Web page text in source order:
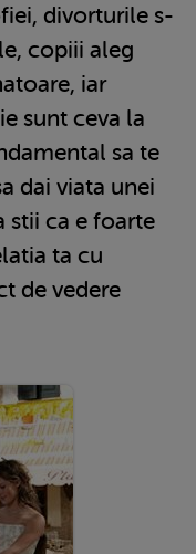
divorturile s-
copiii aleg
iar
sunt ceva la
sa te
dai viata unei
stii ca e foarte
ta cu
de vedere